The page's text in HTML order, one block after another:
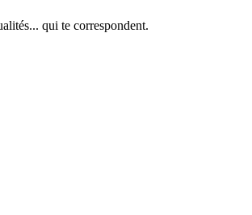
qui te correspondent.